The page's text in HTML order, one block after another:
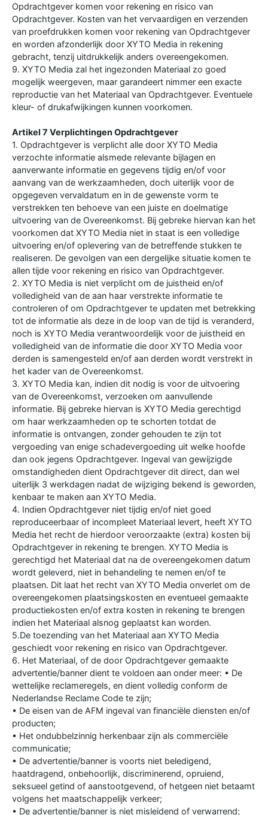
Opdrachtgever komen voor rekening en risico van
Opdrachtgever. Kosten van het vervaardigen en verzenden
van proefdrukken komen voor rekening van Opdrachtgever
en worden afzonderlijk door XYTO Media in rekening
gebracht, tenzij uitdrukkelijk anders overeengekomen.
9. XYTO Media zal het ingezonden Materiaal zo goed
mogelijk weergeven, maar garandeert nimmer een exacte
reproductie van het Materiaal van Opdrachtgever. Eventuele
kleur- of drukafwijkingen kunnen voorkomen.
Artikel 7 Verplichtingen Opdrachtgever
1. Opdrachtgever is verplicht alle door XYTO Media
verzochte informatie alsmede relevante bijlagen en
aanverwante informatie en gegevens tijdig en/of voor
aanvang van de werkzaamheden, doch uiterlijk voor de
opgegeven vervaldatum en in de gewenste vorm te
verstrekken ten behoeve van een juiste en doelmatige
uitvoering van de Overeenkomst. Bij gebreke hiervan kan het
voorkomen dat XYTO Media niet in staat is een volledige
uitvoering en/of oplevering van de betreffende stukken te
realiseren. De gevolgen van een dergelijke situatie komen te
allen tijde voor rekening en risico van Opdrachtgever.
2. XYTO Media is niet verplicht om de juistheid en/of
volledigheid van de aan haar verstrekte informatie te
controleren of om Opdrachtgever te updaten met betrekking
tot de informatie als deze in de loop van de tijd is veranderd,
noch is XYTO Media verantwoordelijk voor de juistheid en
volledigheid van de informatie die door XYTO Media voor
derden is samengesteld en/of aan derden wordt verstrekt in
het kader van de Overeenkomst.
3. XYTO Media kan, indien dit nodig is voor de uitvoering
van de Overeenkomst, verzoeken om aanvullende
informatie. Bij gebreke hiervan is XYTO Media gerechtigd
om haar werkzaamheden op te schorten totdat de
informatie is ontvangen, zonder gehouden te zijn tot
vergoeding van enige schadevergoeding uit welke hoofde
dan ook jegens Opdrachtgever. Ingeval van gewijzigde
omstandigheden dient Opdrachtgever dit direct, dan wel
uiterlijk 3 werkdagen nadat de wijziging bekend is geworden,
kenbaar te maken aan XYTO Media.
4. Indien Opdrachtgever niet tijdig en/of niet goed
reproduceerbaar of incompleet Materiaal levert, heeft XYTO
Media het recht de hierdoor veroorzaakte (extra) kosten bij
Opdrachtgever in rekening te brengen. XYTO Media is
gerechtigd het Materiaal dat na de overeengekomen datum
wordt geleverd, niet in behandeling te nemen en/of te
plaatsen. Dit laat het recht van XYTO Media onverlet om de
overeengekomen plaatsingskosten en eventueel gemaakte
productiekosten en/of extra kosten in rekening te brengen
indien het Materiaal alsnog geplaatst kan worden.
5.De toezending van het Materiaal aan XYTO Media
geschiedt voor rekening en risico van Opdrachtgever.
6. Het Materiaal, of de door Opdrachtgever gemaakte
advertentie/banner dient te voldoen aan onder meer: • De
wettelijke reclameregels, en dient volledig conform de
Nederlandse Reclame Code te zijn;
• De eisen van de AFM ingeval van financiële diensten en/of
producten;
• Het ondubbelzinnig herkenbaar zijn als commerciële
communicatie;
• De advertentie/banner is voorts niet beledigend,
haatdragend, onbehoorlijk, discriminerend, opruiend,
seksueel getind of aanstootgevend, of hetgeen niet betaamt
volgens het maatschappelijk verkeer;
• De advertentie/banner is niet misleidend of verwarrend;